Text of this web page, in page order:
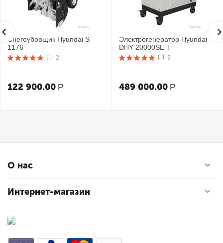
Снегоуборщик Hyundai S
1176
2
122 900.00 Р
Электрогенератор Hyundai
DHY 20000SE-T
3
489 000.00 Р
О нас
Интернет-магазин